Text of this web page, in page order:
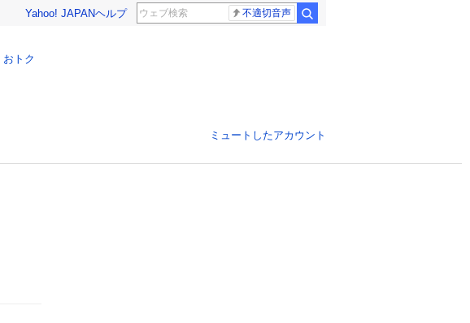
Yahoo! JAPANヘルプ 不適切音声
トク
ミュートしたアカウント